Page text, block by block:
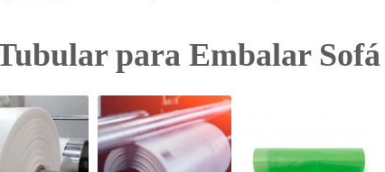
para Embalar